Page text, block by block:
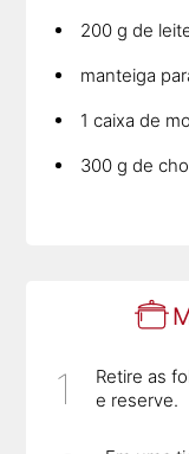
200 g de
manteiga
1 caixa de
300 g de
Retire as
e reserve.